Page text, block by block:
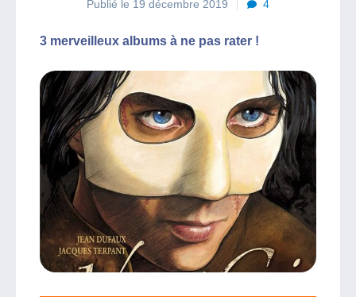
Publié le 19 décembre 2019
4
3 merveilleux albums à ne pas rater !